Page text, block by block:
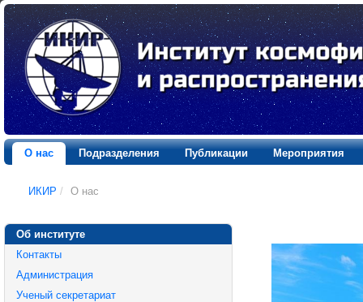
О нас Подразделения Публикации Мероприятия
ИКИР / О нас
Об институте
Контакты
Администрация
Ученый секретариат